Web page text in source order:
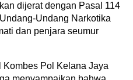
dijerat dengan Pasal 114
Undang Narkotika
dan penjara seumur
Pol Kelana Jaya